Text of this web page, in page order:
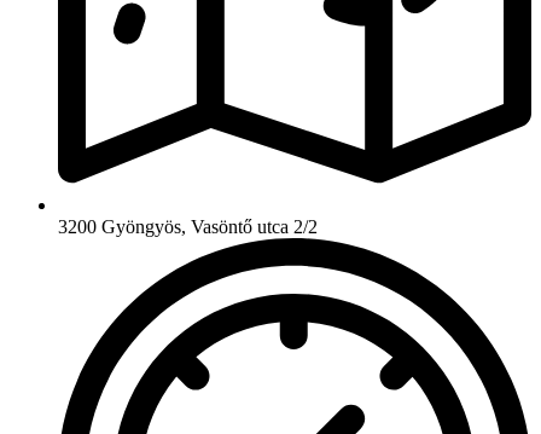
3200 Gyöngyös, Vasöntő utca 2/2